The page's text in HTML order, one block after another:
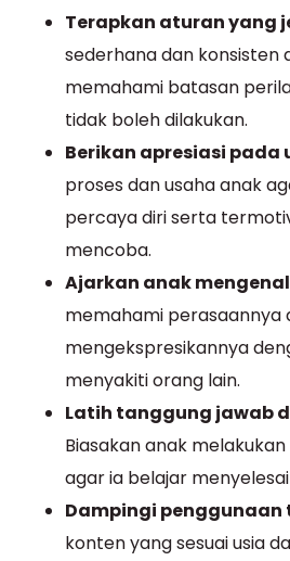
Terapkan aturan yang
sederhana dan konsisten
memahami batasan
tidak boleh dilakukan.
Berikan apresiasi pada
proses dan usaha anak
percaya diri serta
mencoba.
Ajarkan anak
memahami perasaannya
mengekspresikannya
menyakiti orang lain.
Latih tanggung jawab
Biasakan anak
agar ia belajar
Dampingi penggunaan
konten yang sesuai usia